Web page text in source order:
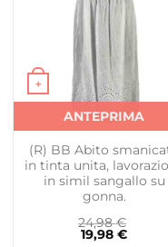
+
Questo prodotto ha
ANTEPRIMA
(R) BB Abito
in tinta unita,
in simil sangallo su
gonna.
24,98€
19,98 €